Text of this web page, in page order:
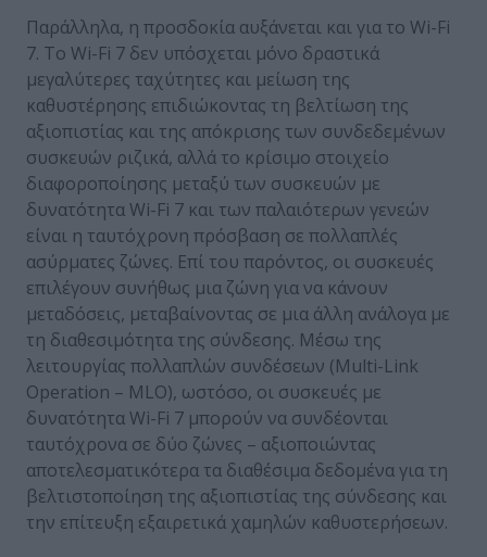
Παράλληλα, η προσδοκία αυξάνεται και για το Wi-Fi
7. Το Wi-Fi 7 δεν υπόσχεται μόνο δραστικά
μεγαλύτερες ταχύτητες και μείωση της
καθυστέρησης επιδιώκοντας τη βελτίωση της
αξιοπιστίας και της απόκρισης των συνδεδεμένων
συσκευών ριζικά, αλλά το κρίσιμο στοιχείο
διαφοροποίησης μεταξύ των συσκευών με
δυνατότητα Wi-Fi 7 και των παλαιότερων γενεών
είναι η ταυτόχρονη πρόσβαση σε πολλαπλές
ασύρματες ζώνες. Επί του παρόντος, οι συσκευές
επιλέγουν συνήθως μια ζώνη για να κάνουν
μεταδόσεις, μεταβαίνοντας σε μια άλλη ανάλογα με
τη διαθεσιμότητα της σύνδεσης. Μέσω της
λειτουργίας πολλαπλών συνδέσεων (Multi-Link
Operation – MLO), ωστόσο, οι συσκευές με
δυνατότητα Wi-Fi 7 μπορούν να συνδέονται
ταυτόχρονα σε δύο ζώνες – αξιοποιώντας
αποτελεσματικότερα τα διαθέσιμα δεδομένα για τη
βελτιστοποίηση της αξιοπιστίας της σύνδεσης και
την επίτευξη εξαιρετικά χαμηλών καθυστερήσεων.